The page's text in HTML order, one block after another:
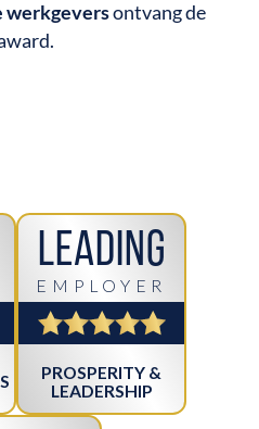
werkgeversontvang de
Leading
EMPLOYER
PROSPERITY &
LEADERSHIP